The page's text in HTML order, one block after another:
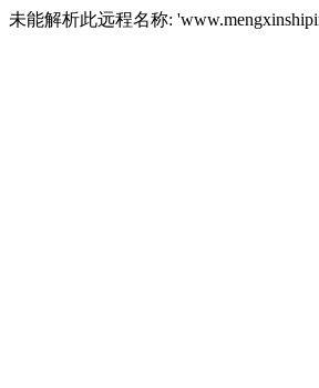
未能解析此远程名称: